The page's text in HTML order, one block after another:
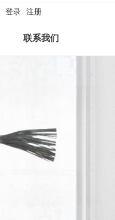
联系我们
登录 注册